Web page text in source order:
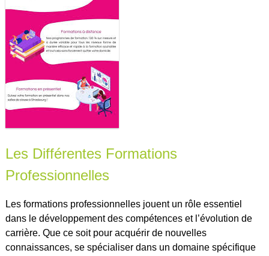
Les Différentes Formations
Professionnelles
Les formations professionnelles jouent un rôle essentiel
dans le développement des compétences et l’évolution de
carrière. Que ce soit pour acquérir de nouvelles
connaissances, se spécialiser dans un domaine spécifique